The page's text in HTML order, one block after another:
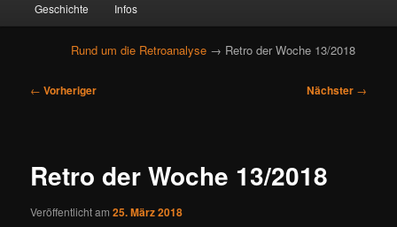
primären
Inhalt
springen
sekundären
Inhalt
springen
Geschichte Infos
Rund um die Retroanalyse → Retro der Woche 13/2018
B
a
s
← Vorheriger Nächster →
Retro der Woche 13/2018
Veröffentlicht am25. März 2018